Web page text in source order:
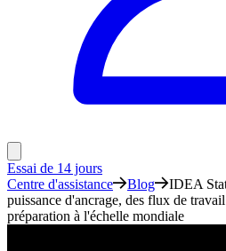
Essai de 14 jours
Centre d'assistance
Blog
IDEA
puissance d'ancrage, des flux de
préparation à l'échelle mondiale